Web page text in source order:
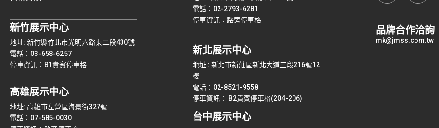
新竹展示中心
地址: 新竹縣竹北市光明六路東二段430號
電話：03-658-6257
停車資訊：B1貴賓停車格
高雄展示中心
地址: 高雄市左營區海景街327號
電話：07-585-0030
電話：02-2793-6281
停車資訊：路旁停車格
新北展示中心
地址 : 新北市新莊區新北大道三段216號12
樓
電話：02-8521-9558
停車資訊： B2貴賓停車格(204-206)
台中展示中心
品牌合作洽詢
mk@jmss.com.tw